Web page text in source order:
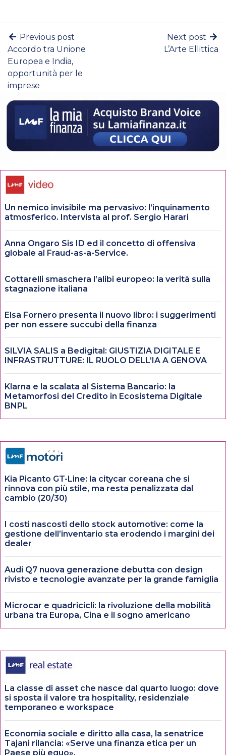
Previous post
Accordo tra Unione
Europea e India,
opportunità per le
imprese
Next post
L’Arte Ellittica
Un nemico invisibile ma pervasivo: l’inquinamento
atmosferico. Intervista al prof. Sergio Harari
Anna Ongaro Sis ID ed il concetto di offensiva
globale al Fraud-as-a-Service.
Cottarelli smaschera l’alibi europeo: la verità sulla
stagnazione italiana
Elsa Fornero presenta il nuovo libro: i suggerimenti
per non essere succubi della finanza
SILVIA SALIS a Bedigital: GIUSTIZIA DIGITALE E
INFRASTRUTTURE: IL RUOLO DELL’IA A GENOVA
Klarna e la scalata al Sistema Bancario: la
Metamorfosi del Credito in Ecosistema Digitale
BNPL
Kia Picanto GT-Line: la citycar coreana che si
rinnova con più stile, ma resta penalizzata dal
cambio (20/30)
I costi nascosti dello stock automotive: come la
gestione dell’inventario sta erodendo i margini dei
dealer
Audi Q7 nuova generazione debutta con design
rivisto e tecnologie avanzate per la grande famiglia
Microcar e quadricicli: la rivoluzione della mobilità
urbana tra Europa, Cina e il sogno americano
La classe di asset che nasce dal quarto luogo: dove
si sposta il valore tra hospitality, residenziale
temporaneo e workspace
Economia sociale e diritto alla casa, la senatrice
Tajani rilancia: «Serve una finanza etica per un
Paese più equo».